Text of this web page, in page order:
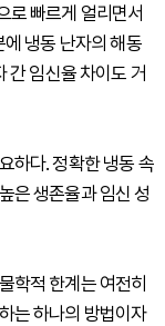
로 빠르게 얼리면서
냉동 난자의 해동
간 임신율 차이도 거
하다. 정확한 냉동 속
은 생존율과 임신 성
학적 한계는 여전히
는 하나의 방법이자